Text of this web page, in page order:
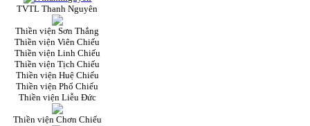
TVTL Thanh Nguyên
Thiền viện Sơn Thắng
Thiền viện Viên Chiếu
Thiền viện Linh Chiếu
Thiền viện Tịch Chiếu
Thiền viện Huệ Chiếu
Thiền viện Phổ Chiếu
Thiền viện Liễu Đức
Thiền viện Chơn Chiếu